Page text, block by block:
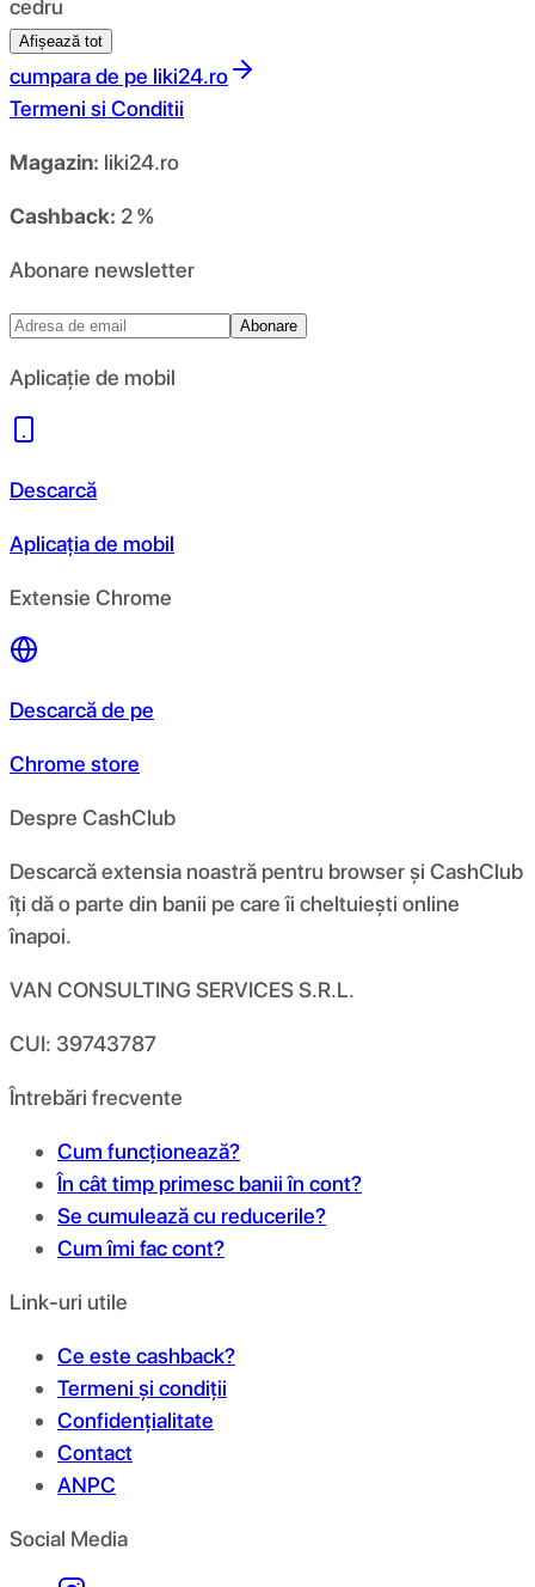
cedru
Afișează tot
cumpara de pe liki24.ro
Termeni si Conditii
Magazin: liki24.ro
Cashback: 2 %
Abonare newsletter
Abonare
Aplicație de mobil
Descarcă
Aplicația de mobil
Extensie Chrome
Descarcă de pe
Chrome store
Despre CashClub
Descarcă extensia noastră pentru browser și CashClub
îți dă o parte din banii pe care îi cheltuiești online
înapoi.
VAN CONSULTING SERVICES S.R.L.
CUI: 39743787
Întrebări frecvente
Cum funcționează?
În cât timp primesc banii în cont?
Se cumulează cu reducerile?
Cum îmi fac cont?
Link-uri utile
Ce este cashback?
Termeni și condiții
Confidențialitate
Contact
ANPC
Social Media